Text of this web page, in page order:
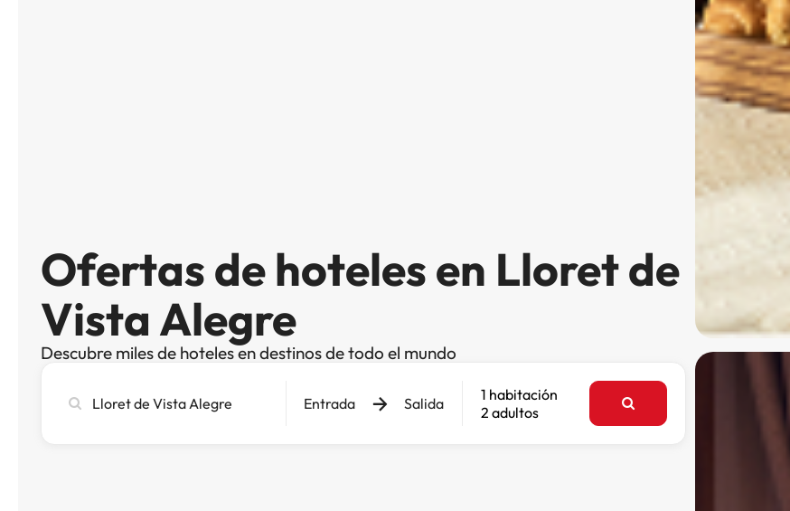
Ofertas de hoteles en Lloret de
Vista Alegre
Descubre miles de hoteles en destinos de todo el mundo
ciudad,
Entrada Salida
1 habitación
2 adultos